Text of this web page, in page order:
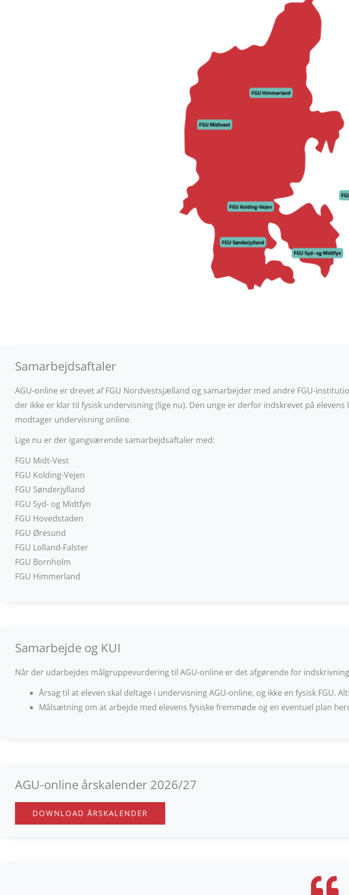
Samarbejdsaftaler
AGU-online er drevet af FGU Nordvestsjælland og samarbejder med andre FGU-
der ikke er klar til fysisk undervisning (lige nu). Den unge er derfor indskrevet på elevens
modtager undervisning online.
Lige nu er der igangværende samarbejdsaftaler med:
FGU Midt-Vest
FGU Kolding-Vejen
FGU Sønderjylland
FGU Syd- og Midtfyn
FGU Hovedstaden
FGU Øresund
FGU Lolland-Falster
FGU Bornholm
FGU Himmerland
Samarbejde og KUI
Når der udarbejdes målgruppevurdering til AGU-online er det afgørende for
Årsag til at eleven skal deltage i undervisning AGU-online, og ikke en fysisk
Målsætning om at arbejde med elevens fysiske fremmøde og en eventuel plan
AGU-online årskalender 2026/27
DOWNLOAD ÅRSKALENDER